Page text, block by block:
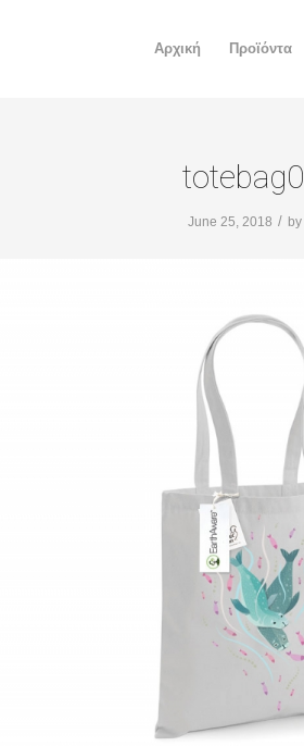
Αρχική Προϊόντα
June 25, 2018 / by